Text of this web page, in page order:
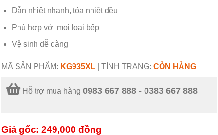
Dẫn nhiệt nhanh, tỏa nhiệt đều
Phù hợp với mọi loại bếp
Vệ sinh dễ dàng
MÃ SẢN PHẨM: KG935XL TÌNH TRẠNG: CÒN HÀNG
Hỗ trợ mua hàng 0983 667 888 - 0383 667 888
Giá gốc: 249,000 đồng